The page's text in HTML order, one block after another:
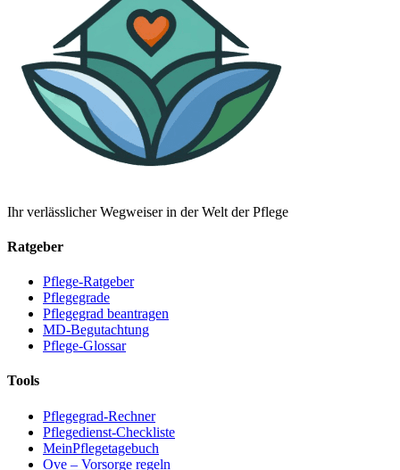
Ihr verlässlicher Wegweiser in der Welt der Pflege
Ratgeber
Pflege-Ratgeber
Pflegegrade
Pflegegrad beantragen
MD-Begutachtung
Pflege-Glossar
Tools
Pflegegrad-Rechner
Pflegedienst-Checkliste
MeinPflegetagebuch
Ove – Vorsorge regeln